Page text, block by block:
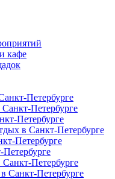
кафе
Петербурге
Петербурге
Петербурге
в Санкт-Петербурге
Петербурге
Петербурге
Санкт-Петербурге